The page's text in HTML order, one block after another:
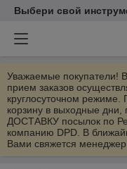
Выбери свой
Уважаемые покупатели!
прием заказов
круглосуточном
корзину в выходные дни,
ДОСТАВКУ посылок по
компанию DPD. В
Вами свяжется менеджер